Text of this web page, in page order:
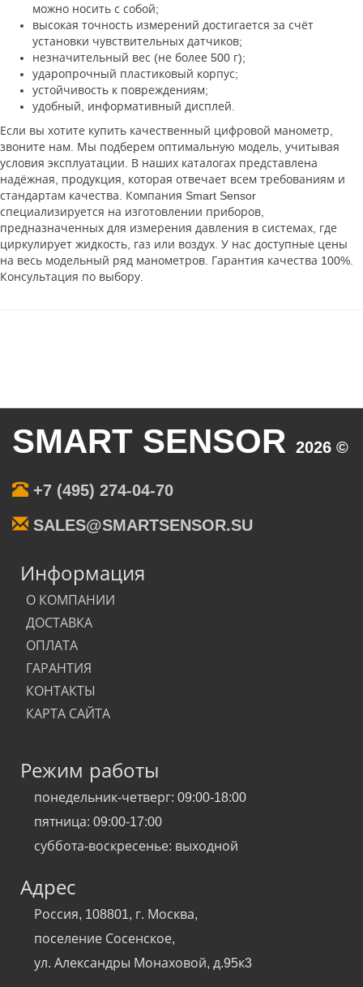
можно носить с собой;
высокая точность измерений достигается за счёт
установки чувствительных датчиков;
незначительный вес (не более 500 г);
ударопрочный пластиковый корпус;
устойчивость к повреждениям;
удобный, информативный дисплей.
Если вы хотите купить качественный цифровой манометр,
звоните нам. Мы подберем оптимальную модель, учитывая
условия эксплуатации. В наших каталогах представлена
надёжная, продукция, которая отвечает всем требованиям и
стандартам качества. Компания Smart Sensor
специализируется на изготовлении приборов,
предназначенных для измерения давления в системах, где
циркулирует жидкость, газ или воздух. У нас доступные цены
на весь модельный ряд манометров. Гарантия качества 100%.
Консультация по выбору.
SMART SENSOR 2026 ©
+7 (495) 274-04-70
SALES@SMARTSENSOR.SU
Информация
О КОМПАНИИ
ДОСТАВКА
ОПЛАТА
ГАРАНТИЯ
КОНТАКТЫ
КАРТА САЙТА
Режим работы
понедельник-четверг: 09:00-18:00
пятница: 09:00-17:00
суббота-воскресенье: выходной
Адрес
Россия, 108801, г. Москва,
поселение Сосенское,
ул. Александры Монаховой, д.95к3